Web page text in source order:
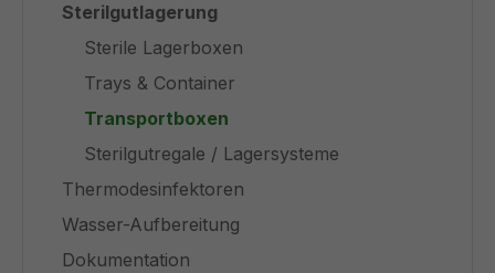
Sterilgutlagerung
Sterile Lagerboxen
Trays & Container
Transportboxen
Sterilgutregale / Lagersysteme
Thermodesinfektoren
Wasser-Aufbereitung
Dokumentation